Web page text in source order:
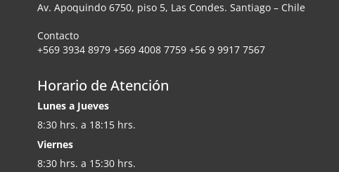
Av. Apoquindo 6750, piso 5, Las Condes. Santiago – Chile
Contacto
+569 3934 8979 +569 4008 7759 +56 9 9917 7567
Horario de Atención
Lunes a Jueves
8:30 hrs. a 18:15 hrs.
Viernes
8:30 hrs. a 15:30 hrs.